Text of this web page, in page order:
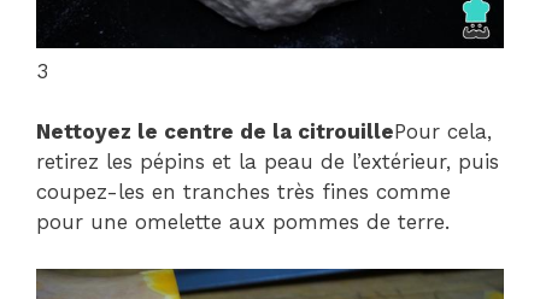
3
Nettoyez le centre de la citrouillePour cela,
retirez les pépins et la peau de l’extérieur, puis
coupez-les en tranches très fines comme
pour une omelette aux pommes de terre.